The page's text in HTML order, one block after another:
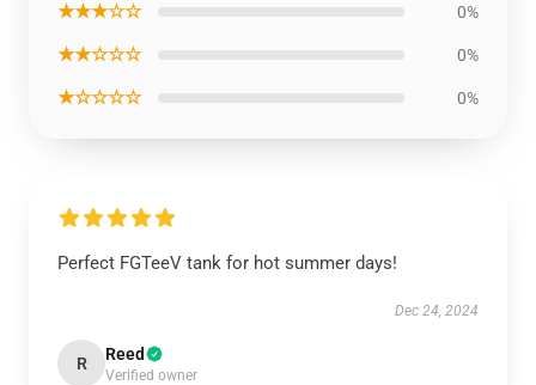
★★★☆☆ 0%
★★☆☆☆ 0%
★☆☆☆☆ 0%
Perfect FGTeeV tank for hot summer days!
Dec 24, 2024
R Reed
Verified owner